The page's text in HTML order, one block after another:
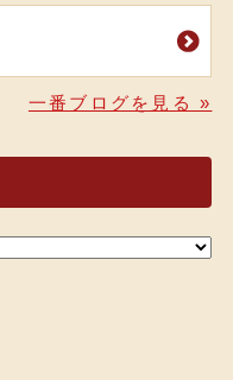
一番ブログを見る »